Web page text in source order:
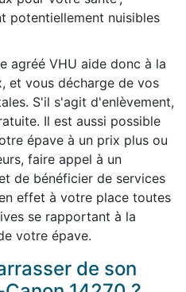
potentiellement nuisibles
agréé VHU aide donc à la
et vous décharge de vos
S'il s'agit d'enlèvement,
Il est aussi possible
épave à un prix plus ou
faire appel à un
de bénéficier de services
effet à votre place toutes
se rapportant à la
votre épave.
de son